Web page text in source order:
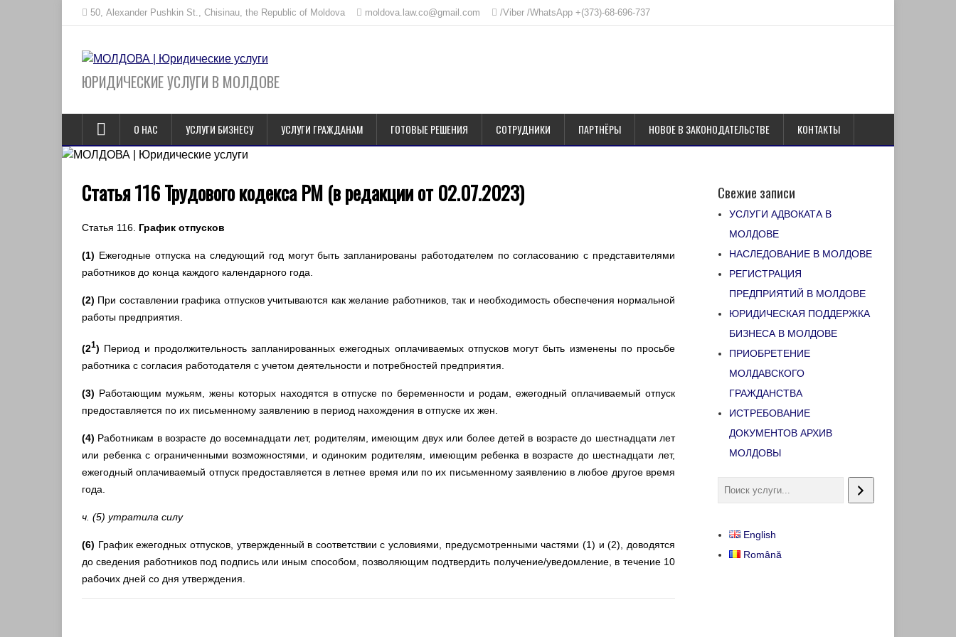
50, Alexander Pushkin St., Chisinau, the Republic of Moldova moldova.law.co@gmail.com /Viber /WhatsApp +(373)-68-696-737
ЮРИДИЧЕСКИЕ УСЛУГИ В МОЛДОВЕ
О НАС УСЛУГИ БИЗНЕСУ УСЛУГИ ГРАЖДАНАМ ГОТОВЫЕ РЕШЕНИЯ СОТРУДНИКИ ПАРТНЁРЫ НОВОЕ В ЗАКОНОДАТЕЛЬСТВЕ КОНТАКТЫ
Статья 116 Трудового кодекса РМ (в редакции от 02.07.2023)
Статья 116. График отпусков
(1) Ежегодные отпуска на следующий год могут быть запланированы работодателем по согласованию с представителями
работников до конца каждого календарного года.
(2) При составлении графика отпусков учитываются как желание работников, так и необходимость обеспечения нормальной
работы предприятия.
(21) Период и продолжительность запланированных ежегодных оплачиваемых отпусков могут быть изменены по просьбе
работника с согласия работодателя с учетом деятельности и потребностей предприятия.
(3) Работающим мужьям, жены которых находятся в отпуске по беременности и родам, ежегодный оплачиваемый отпуск
предоставляется по их письменному заявлению в период нахождения в отпуске их жен.
(4) Работникам в возрасте до восемнадцати лет, родителям, имеющим двух или более детей в возрасте до шестнадцати лет
или ребенка с ограниченными возможностями, и одиноким родителям, имеющим ребенка в возрасте до шестнадцати лет,
ежегодный оплачиваемый отпуск предоставляется в летнее время или по их письменному заявлению в любое другое время
года.
ч. (5) утратила силу
(6) График ежегодных отпусков, утвержденный в соответствии с условиями, предусмотренными частями (1) и (2), доводятся
до сведения работников под подпись или иным способом, позволяющим подтвердить получение/уведомление, в течение 10
рабочих дней со дня утверждения.
Свежие записи
УСЛУГИ АДВОКАТА В
МОЛДОВЕ
НАСЛЕДОВАНИЕ В МОЛДОВЕ
РЕГИСТРАЦИЯ
ПРЕДПРИЯТИЙ В МОЛДОВЕ
ЮРИДИЧЕСКАЯ ПОДДЕРЖКА
БИЗНЕСА В МОЛДОВЕ
ПРИОБРЕТЕНИЕ
МОЛДАВСКОГО
ГРАЖДАНСТВА
ИСТРЕБОВАНИЕ
ДОКУМЕНТОВ АРХИВ
МОЛДОВЫ
English
Română